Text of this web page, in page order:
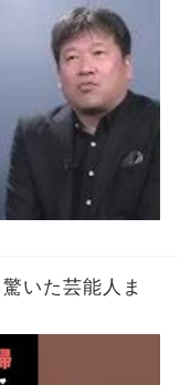
いた芸能人ま